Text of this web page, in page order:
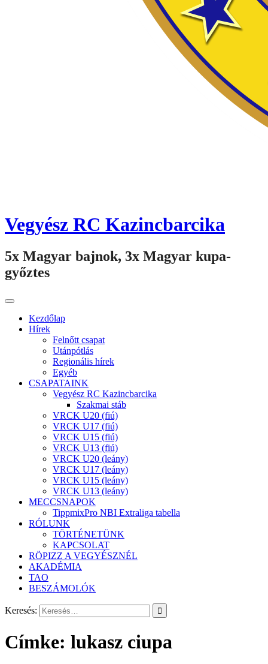
Vegyész RC Kazincbarcika
5x Magyar bajnok, 3x Magyar kupa-
győztes
Kezdőlap
Hírek
Felnőtt csapat
Utánpótlás
Regionális hírek
Egyéb
CSAPATAINK
Vegyész RC Kazincbarcika
Szakmai stáb
VRCK U20 (fiú)
VRCK U17 (fiú)
VRCK U15 (fiú)
VRCK U13 (fiú)
VRCK U20 (leány)
VRCK U17 (leány)
VRCK U15 (leány)
VRCK U13 (leány)
MECCSNAPOK
TippmixPro NBI Extraliga tabella
RÓLUNK
TÖRTÉNETÜNK
KAPCSOLAT
RÖPIZZ A VEGYÉSZNÉL
AKADÉMIA
TAO
BESZÁMOLÓK
Keresés:
Címke: lukasz ciupa